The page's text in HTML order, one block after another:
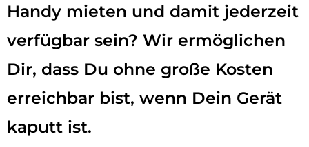
Handy mieten und damit jederzeit
verfügbar sein? Wir ermöglichen
Dir, dass Du ohne große Kosten
erreichbar bist, wenn Dein Gerät
kaputt ist.